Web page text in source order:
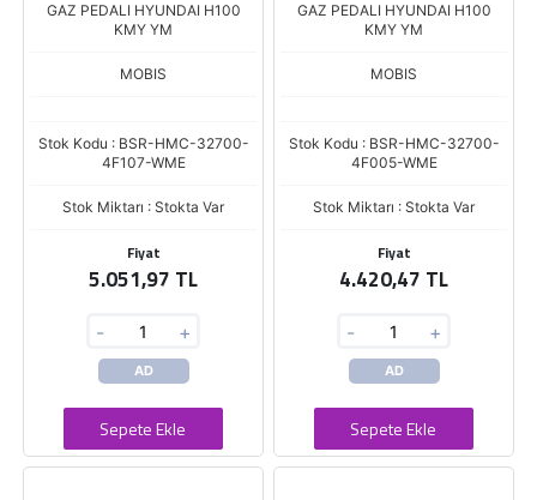
GAZ PEDALI HYUNDAI H100
KMY YM
MOBIS
Stok Kodu : BSR-HMC-32700-
4F107-WME
Stok Miktarı : Stokta Var
Fiyat
5.051,97 TL
- +
AD
Sepete Ekle
GAZ PEDALI HYUNDAI H100
KMY YM
MOBIS
Stok Kodu : BSR-HMC-32700-
4F005-WME
Stok Miktarı : Stokta Var
Fiyat
4.420,47 TL
- +
AD
Sepete Ekle